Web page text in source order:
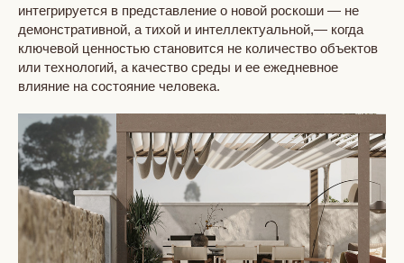
интегрируется в представление о новой роскоши — не
демонстративной, а тихой и интеллектуальной,— когда
ключевой ценностью становится не количество объектов
или технологий, а качество среды и ее ежедневное
влияние на состояние человека.